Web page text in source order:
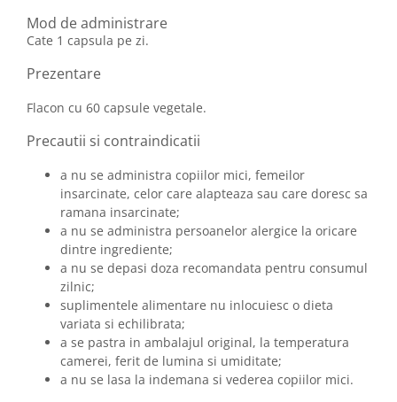
Mod de administrare
Cate 1 capsula pe zi.
Prezentare
Flacon cu 60 capsule vegetale.
Precautii si contraindicatii
a nu se administra copiilor mici, femeilor
insarcinate, celor care alapteaza sau care doresc sa
ramana insarcinate;
a nu se administra persoanelor alergice la oricare
dintre ingrediente;
a nu se depasi doza recomandata pentru consumul
zilnic;
suplimentele alimentare nu inlocuiesc o dieta
variata si echilibrata;
a se pastra in ambalajul original, la temperatura
camerei, ferit de lumina si umiditate;
a nu se lasa la indemana si vederea copiilor mici.